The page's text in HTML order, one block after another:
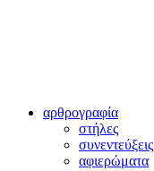
αρθρογραφία
στήλες
συνεντεύξεις
αφιερώματα